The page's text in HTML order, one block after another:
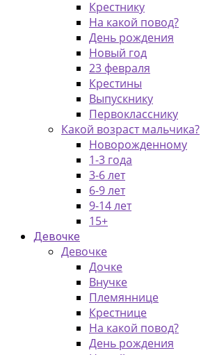
Крестнику
На какой повод?
День рождения
Новый год
23 февраля
Крестины
Выпускнику
Первокласснику
Какой возраст мальчика?
Новорожденному
1-3 года
3-6 лет
6-9 лет
9-14 лет
15+
Девочке
Девочке
Дочке
Внучке
Племяннице
Крестнице
На какой повод?
День рождения